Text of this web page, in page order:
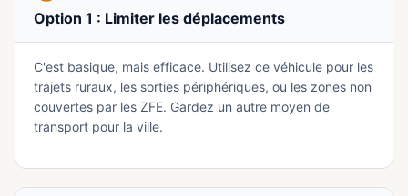
Option 1 : Limiter les déplacements
C'est basique, mais efficace. Utilisez ce véhicule pour les
trajets ruraux, les sorties périphériques, ou les zones non
couvertes par les ZFE. Gardez un autre moyen de
transport pour la ville.